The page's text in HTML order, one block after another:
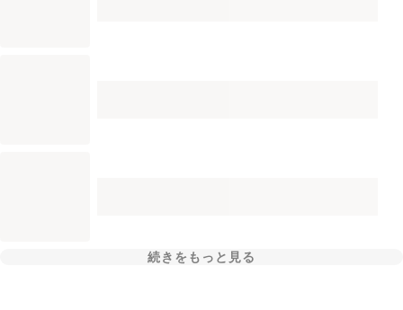
続きをもっと見る